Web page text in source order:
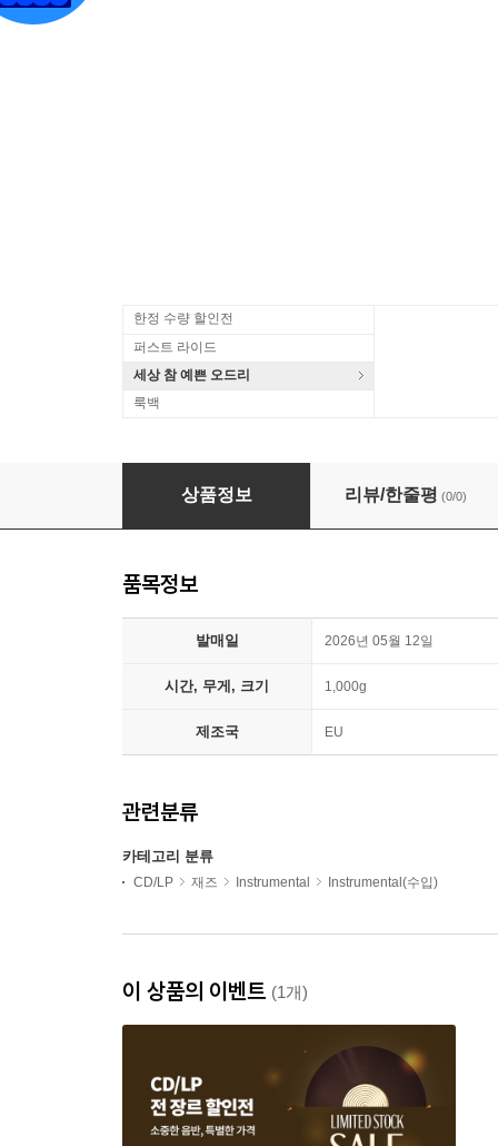
한정 수량 할인전
퍼스트 라이드
세상 참 예쁜 오드리
룩백
David Friedman & Tony Miceli (데이비드 프
상품정보 리뷰/한줄평 (0/0)
품목정보
발매일 2026년 05월 12일
시간, 무게, 크기 1,000g
제조국 EU
관련분류
카테고리 분류
CD/LP 재즈 Instrumental Instrumental(수입)
이 상품의 이벤트 (1개)